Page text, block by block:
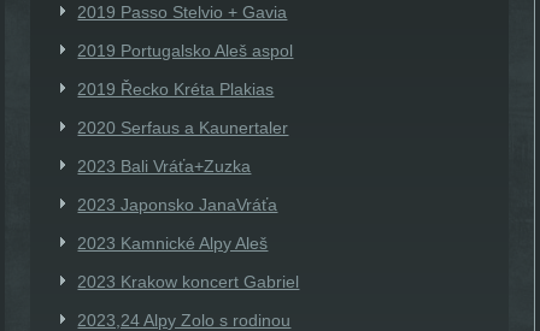
2019 Passo Stelvio + Gavia
2019 Portugalsko Aleš aspol
2019 Řecko Kréta Plakias
2020 Serfaus a Kaunertaler
2023 Bali Vráťa+Zuzka
2023 Japonsko JanaVráťa
2023 Kamnické Alpy Aleš
2023 Krakow koncert Gabriel
2023,24 Alpy Zolo s rodinou